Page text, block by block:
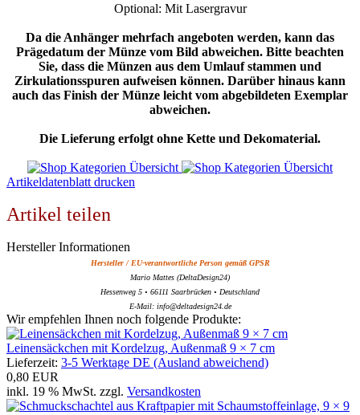
Optional: Mit Lasergravur
Da die Anhänger mehrfach angeboten werden, kann das
Prägedatum der Münze vom Bild abweichen. Bitte beachten
Sie, dass die Münzen aus dem Umlauf stammen und
Zirkulationsspuren aufweisen können. Darüber hinaus kann
auch das Finish der Münze leicht vom abgebildeten Exemplar
abweichen.
Die Lieferung erfolgt ohne Kette und Dekomaterial.
Artikeldatenblatt drucken
Artikel teilen
Hersteller Informationen
Hersteller / EU-verantwortliche Person gemäß GPSR
Mario Mattes (DeltaDesign24)
Hessenweg 5 • 66111 Saarbrücken • Deutschland
E-Mail: info@deltadesign24.de
Wir empfehlen Ihnen noch folgende Produkte:
Leinensäckchen mit Kordelzug, Außenmaß 9 × 7 cm
Lieferzeit: 3-5 Werktage DE (Ausland abweichend)
0,80 EUR
inkl. 19 % MwSt. zzgl. Versandkosten